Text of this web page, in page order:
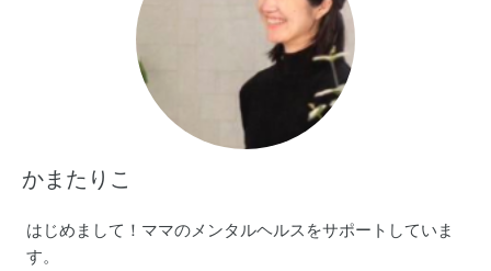
かまたりこ
はじめまして！ママのメンタルヘルスをサポートしていま
す。